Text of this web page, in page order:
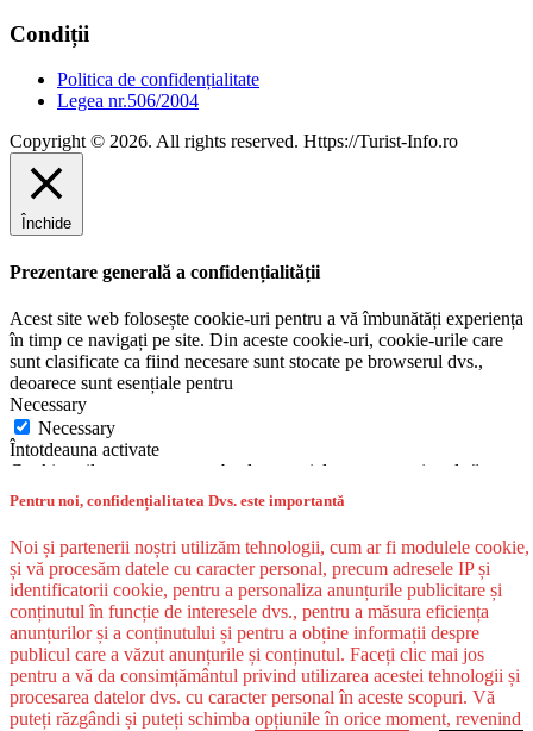
Condiții
Politica de confidențialitate
Legea nr.506/2004
Copyright © 2026. All rights reserved. Https://Turist-Info.ro
Pentru noi, confidențialitatea Dvs. este importantă
Noi și partenerii noștri utilizăm tehnologii, cum ar fi modulele cookie,
și vă procesăm datele cu caracter personal, precum adresele IP și
identificatorii cookie, pentru a personaliza anunțurile publicitare și
conținutul în funcție de interesele dvs., pentru a măsura eficiența
anunțurilor și a conținutului și pentru a obține informații despre
publicul care a văzut anunțurile și conținutul. Faceți clic mai jos
pentru a vă da consimțământul privind utilizarea acestei tehnologii și
procesarea datelor dvs. cu caracter personal în aceste scopuri. Vă
puteți răzgândi și puteți schimba opțiunile în orice moment, revenind
Închide
Prezentare generală a confidențialității
Acest site web folosește cookie-uri pentru a vă îmbunătăți experiența
în timp ce navigați pe site. Din aceste cookie-uri, cookie-urile care
sunt clasificate ca fiind necesare sunt stocate pe browserul dvs.,
deoarece sunt esențiale pentru
Necessary
Necessary
Întotdeauna activate
Cookie-urile necesare sunt absolut esențiale pentru ca site-ul să
funcționeze corect. Această categorie include numai cookie-uri care
asigură funcționalități de bază și caracteristici de securitate ale site-
Non-necessary
Non-necessary
Orice cookie-uri care nu pot fi deosebit de necesare pentru
funcționarea site-ului web și sunt utilizate special pentru colectarea
datelor cu caracter personal ale utilizatorului prin intermediul
analizelor, anunțurilor și al altor conținuturi încorporate sunt
denumite cookie-uri inutile. Este obligatoriu să obțineți
consimțământul utilizatorului înainte de a rula aceste cookie-uri pe